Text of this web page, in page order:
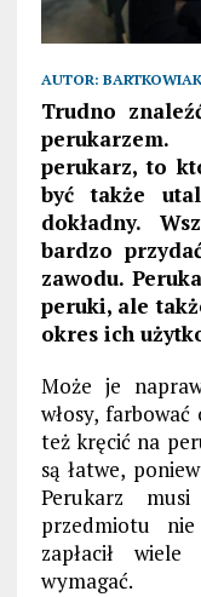
AUTOR:
Trudno
perukarz, to
być także
dokładny.
bardzo
zawodu.
peruki, ale
okres ich
Może je
włosy,
też kręcić na
są łatwe,
Perukarz
przedmiotu
zapłacił
wymagać.